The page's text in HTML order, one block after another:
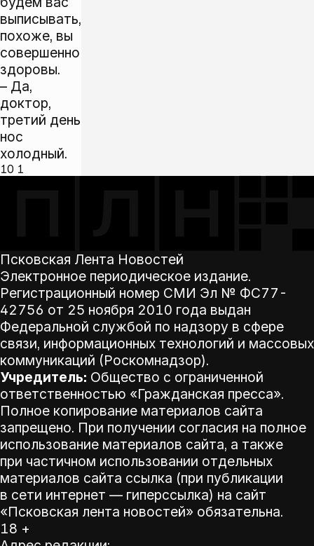
выписывать,
похоже, вы
совершенно
здоровы.
– Да,
доктор,
третий день
нос
холодный.
10 1
Псковская Лента Новостей
Электронное периодическое издание.
Регистрационный номер СМИ Эл № ФС77-
42756 от 25 ноября 2010 года выдан
Федеральной службой по надзору в сфере
связи, информационных технологий и массовых
коммуникаций (Роскомнадзор).
Учредитель: Общество с ограниченной
ответственностью «Гражданская пресса».
Полное копирование материалов сайта
запрещено. При получении согласия на полное
использование материалов сайта, а также
при частичном использовании отдельных
материалов сайта ссылка (при публикации
в сети интернет — гиперссылка) на сайт
«Псковская лента новостей» обязательна.
18 +